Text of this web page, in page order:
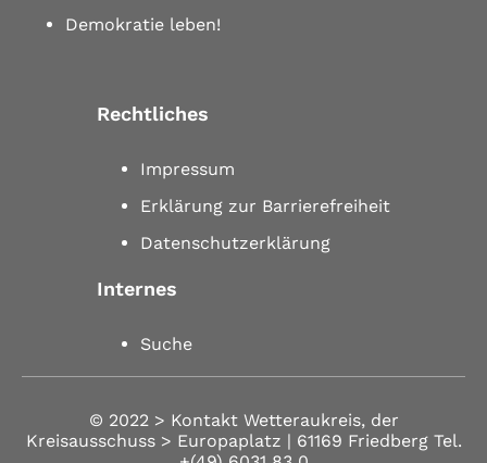
Demokratie leben!
Rechtliches
Impressum
Erklärung zur Barrierefreiheit
Datenschutzerklärung
Internes
Suche
© 2022 > KontaktWetteraukreis, der
Kreisausschuss > Europaplatz | 61169 Friedberg Tel.